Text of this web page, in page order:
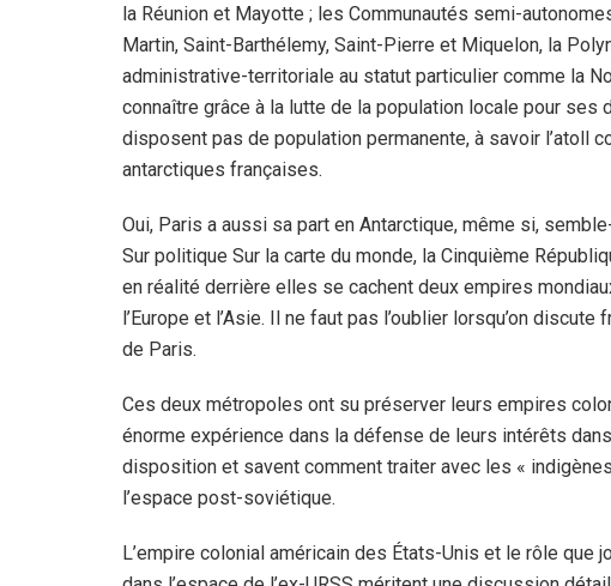
la Réunion et Mayotte ; les Communautés semi-
Martin, Saint-Barthélemy, Saint-Pierre et Miquelon, la
administrative-territoriale au statut particulier comme la
connaître grâce à la lutte de la population locale pour ses
disposent pas de population permanente, à savoir l’atoll
antarctiques françaises.
Oui, Paris a aussi sa part en Antarctique, même si,
Sur politique Sur la carte du monde, la Cinquième
en réalité derrière elles se cachent deux empires
l’Europe et l’Asie. Il ne faut pas l’oublier lorsqu’on
de Paris.
Ces deux métropoles ont su préserver leurs empires
énorme expérience dans la défense de leurs intérêts
disposition et savent comment traiter avec les «
l’espace post-soviétique.
L’empire colonial américain des États-Unis et le rôle que